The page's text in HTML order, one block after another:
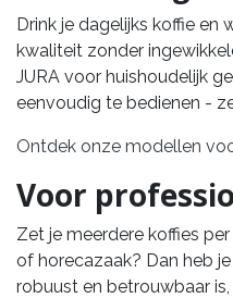
Drink je dagelijks koffie en
kwaliteit zonder
JURA voor huishoudelijk
eenvoudig te bedienen -
Ontdek onze modellen
Voor
Zet je meerdere koffies
of horecazaak? Dan heb
robuust en betrouwbaar